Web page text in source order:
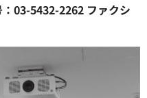
03-5432-2262 ファクシ